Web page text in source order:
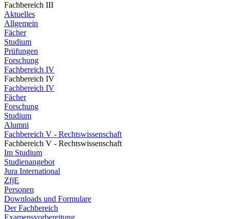
Fachbereich III
Aktuelles
Allgemein
Fächer
Studium
Prüfungen
Forschung
Fachbereich IV
Fachbereich IV
Fachbereich IV
Fächer
Forschung
Studium
Alumni
Fachbereich V - Rechtswissenschaft
Fachbereich V - Rechtswissenschaft
Im Studium
Studienangebot
Jura International
ZfjE
Personen
Downloads und Formulare
Der Fachbereich
Examensvorbereitung